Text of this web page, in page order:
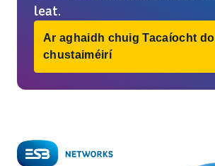
leat.
Ar aghaidh chuig Tacaíocht do
chustaiméirí